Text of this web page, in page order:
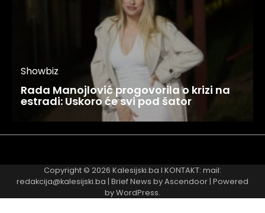
Showbiz
Rada Manojlović progovorila o krizi na
estradi: Uskoro će svi pod šator
Copyright © 2026 Kalesijski.ba I KONTAKT: mail:
redakcija@kalesijski.ba | Brief News byAscendoor | Powered
byWordPress.